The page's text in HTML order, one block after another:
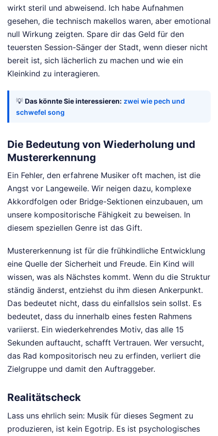
wirkt steril und abweisend. Ich habe Aufnahmen
gesehen, die technisch makellos waren, aber emotional
null Wirkung zeigten. Spare dir das Geld für den
teuersten Session-Sänger der Stadt, wenn dieser nicht
bereit ist, sich lächerlich zu machen und wie ein
Kleinkind zu interagieren.
💡 Das könnte Sie interessieren: zwei wie pech und
schwefel song
Die Bedeutung von Wiederholung und
Mustererkennung
Ein Fehler, den erfahrene Musiker oft machen, ist die
Angst vor Langeweile. Wir neigen dazu, komplexe
Akkordfolgen oder Bridge-Sektionen einzubauen, um
unsere kompositorische Fähigkeit zu beweisen. In
diesem speziellen Genre ist das Gift.
Mustererkennung ist für die frühkindliche Entwicklung
eine Quelle der Sicherheit und Freude. Ein Kind will
wissen, was als Nächstes kommt. Wenn du die Struktur
ständig änderst, entziehst du ihm diesen Ankerpunkt.
Das bedeutet nicht, dass du einfallslos sein sollst. Es
bedeutet, dass du innerhalb eines festen Rahmens
variierst. Ein wiederkehrendes Motiv, das alle 15
Sekunden auftaucht, schafft Vertrauen. Wer versucht,
das Rad kompositorisch neu zu erfinden, verliert die
Zielgruppe und damit den Auftraggeber.
Realitätscheck
Lass uns ehrlich sein: Musik für dieses Segment zu
produzieren, ist kein Egotrip. Es ist psychologisches